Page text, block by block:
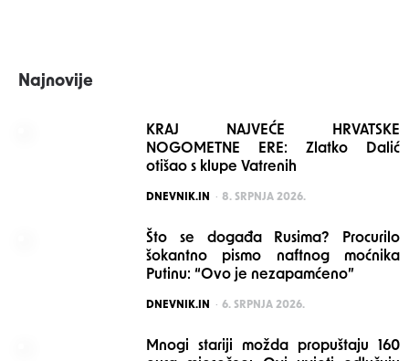
Najnovije
KRAJ NAJVEĆE HRVATSKE
NOGOMETNE ERE: Zlatko Dalić
otišao s klupe Vatrenih
POSTED
DNEVNIK.IN 8. SRPNJA 2026.
Što se događa Rusima? Procurilo
šokantno pismo naftnog moćnika
Putinu: “Ovo je nezapamćeno”
POSTED
DNEVNIK.IN 6. SRPNJA 2026.
Mnogi stariji možda propuštaju 160